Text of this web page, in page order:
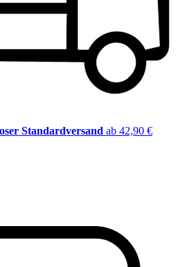
Standardversand ab 42,90 €